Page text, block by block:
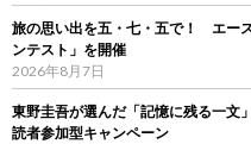
旅の思い出を五・七・五で！ エー
ンテスト」を開催
2026年8月7日
東野圭吾が選んだ「記憶に残る一
読者参加型キャンペーン